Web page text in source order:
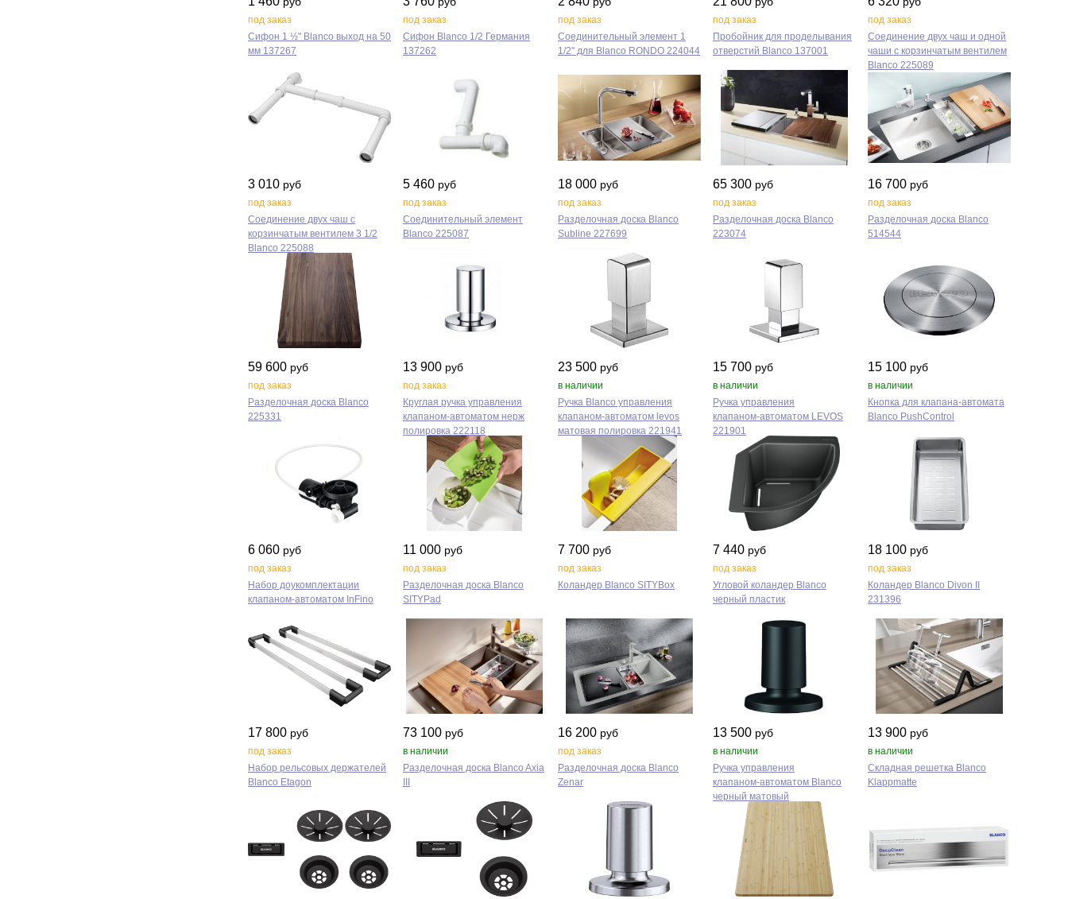
под заказ
Сифон 1 ½" Blanco выход на 50
мм 137267
под заказ
Сифон Blanco 1/2 Германия
137262
под заказ
Соединительный элемент 1
1/2" для Blanco RONDO 224044
под заказ
Пробойник для проделывания
отверстий Blanco 137001
под заказ
Соединение двух чаш и одной
чаши с корзинчатым вентилем
Blanco 225089
3 010 руб
под заказ
Соединение двух чаш с
корзинчатым вентилем 3 1/2
Blanco 225088
5 460 руб
под заказ
Соединительный элемент
Blanco 225087
18 000 руб
под заказ
Разделочная доска Blanco
Subline 227699
65 300 руб
под заказ
Разделочная доска Blanco
223074
16 700 руб
под заказ
Разделочная доска Blanco
514544
59 600 руб
под заказ
Разделочная доска Blanco
225331
13 900 руб
под заказ
Круглая ручка управления
клапаном‑автоматом нерж
полировка 222118
23 500 руб
в наличии
Ручка Blanco управления
клапаном‑автоматом levos
матовая полировка 221941
15 700 руб
в наличии
Ручка управления
клапаном‑автоматом LEVOS
221901
15 100 руб
в наличии
Кнопка для клапана‑автомата
Blanco PushControl
6 060 руб
под заказ
Набор доукомплектации
клапаном‑автоматом InFino
11 000 руб
под заказ
Разделочная доска Blanco
SITYPad
7 700 руб
под заказ
Коландер Blanco SITYBox
7 440 руб
под заказ
Угловой коландер Blanco
черный пластик
18 100 руб
под заказ
Коландер Blanco Divon II
231396
17 800 руб
под заказ
Набор рельсовых держателей
Blanco Etagon
73 100 руб
в наличии
Разделочная доска Blanco Axia
16 200 руб
под заказ
Разделочная доска Blanco
Zenar
13 500 руб
в наличии
Ручка управления
клапаном‑автоматом Blanco
черный матовый
13 900 руб
в наличии
Складная решетка Blanco
Klappmatte